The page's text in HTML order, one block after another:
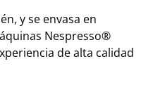
y se envasa en
Nespresso®
de alta calidad